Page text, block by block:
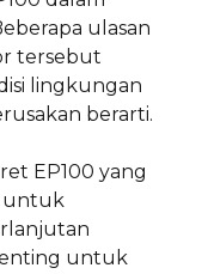
ulasan
tersebut
lingkungan
berarti.
EP100 yang
untuk
untuk